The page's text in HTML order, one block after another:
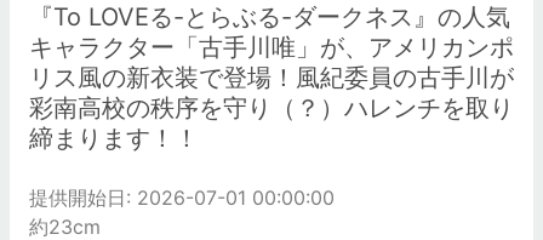
『To LOVEる-とらぶる-ダークネス』の人気
キャラクター「古手川唯」が、アメリカンポ
リス風の新衣装で登場！風紀委員の古手川が
彩南高校の秩序を守り（？）ハレンチを取り
締まります！！
提供開始日: 2026-07-01 00:00:00
約23cm